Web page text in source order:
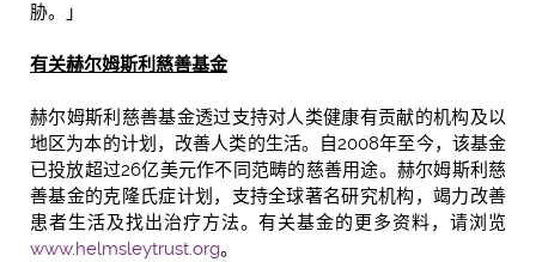
胁。」
有关赫尔姆斯利慈善基金
赫尔姆斯利慈善基金透过支持对人类健康有贡献的机构及以
地区为本的计划，改善人类的生活。自2008年至今，该基金
已投放超过26亿美元作不同范畴的慈善用途。赫尔姆斯利慈
善基金的克隆氏症计划，支持全球著名研究机构，竭力改善
患者生活及找出治疗方法。有关基金的更多资料，请浏览
www.helmsleytrust.org。